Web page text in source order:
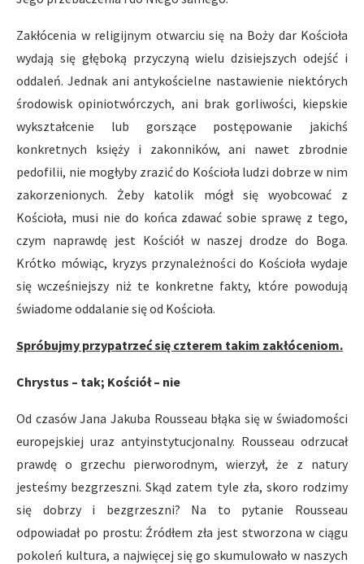
Zakłócenia w religijnym otwarciu się na Boży dar Kościoła
wydają się głęboką przyczyną wielu dzisiejszych odejść i
oddaleń. Jednak ani antykościelne nastawienie niektórych
środowisk opiniotwórczych, ani brak gorliwości, kiepskie
wykształcenie lub gorszące postępowanie jakichś
konkretnych księży i zakonników, ani nawet zbrodnie
pedofilii, nie mogłyby zrazić do Kościoła ludzi dobrze w nim
zakorzenionych. Żeby katolik mógł się wyobcować z
Kościoła, musi nie do końca zdawać sobie sprawę z tego,
czym naprawdę jest Kościół w naszej drodze do Boga.
Krótko mówiąc, kryzys przynależności do Kościoła wydaje
się wcześniejszy niż te konkretne fakty, które powodują
świadome oddalanie się od Kościoła.
Spróbujmy przypatrzeć się czterem takim zakłóceniom.
Chrystus – tak; Kościół – nie
Od czasów Jana Jakuba Rousseau błąka się w świadomości
europejskiej uraz antyinstytucjonalny. Rousseau odrzucał
prawdę o grzechu pierworodnym, wierzył, że z natury
jesteśmy bezgrzeszni. Skąd zatem tyle zła, skoro rodzimy
się dobrzy i bezgrzeszni? Na to pytanie Rousseau
odpowiadał po prostu: Źródłem zła jest stworzona w ciągu
pokoleń kultura, a najwięcej się go skumulowało w naszych